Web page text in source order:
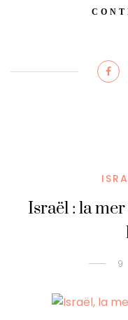
Israël : la
9